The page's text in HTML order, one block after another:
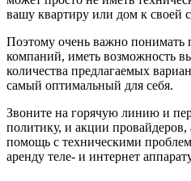
вашу квартиру или дом к своей
Поэтому очень важно понимать
компаний, иметь возможность
количества предлагаемых
самый оптимальный для себя.
Звоните на горячую линию и
политику, и акции
помощь с техническими
аренду теле- и интернет